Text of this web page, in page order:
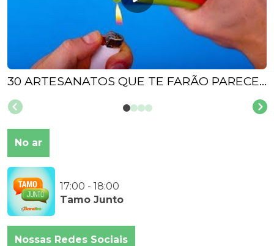
30 ARTESANATOS QUE TE FARÃO PARECER SUPER DESCOLADO
No ar
17:00 - 18:00
Tamo Junto
Nossas Redes Sociais